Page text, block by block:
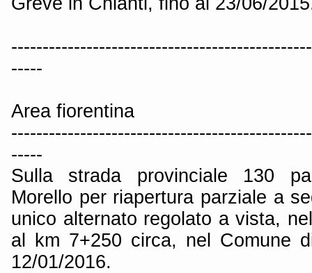
-----
Area fiorentina
-----
Sulla strada provinciale 130
Morello per riapertura parziale a
unico alternato regolato a vista,
al km 7+250 circa, nel Comune
12/01/2016.